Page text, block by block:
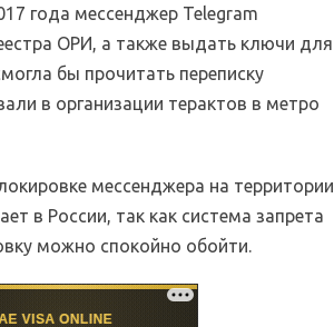
года мессенджер Telegram
ОРИ, а также выдать ключи для
бы прочитать переписку
в организации терактов в метро
мессенджера на территории
в России, так как система запрета
можно спокойно обойти.